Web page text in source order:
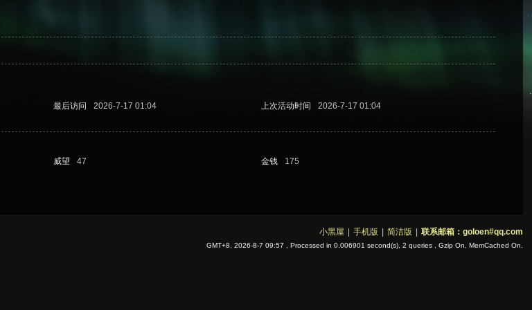
最后访问 2026-7-17 01:04 上次活动时间
2026-7-17 01:04
威望 47 金钱
175
小黑屋 手机版 简洁版 联系邮箱：goloen#qq.com
GMT+8, 2026-8-7 09:57 , Processed in 0.006901 second(s), 2 queries , Gzip On, MemCached On.